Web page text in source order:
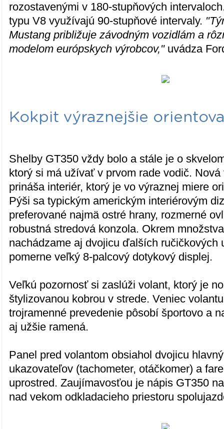
rozostavenými v 180-stupňových
typu V8 využívajú 90-stupňové intervaly.
Mustang približuje závodným vozidlám a
modelom európskych výrobcov," uvádza
Kokpit výraznejšie
Shelby GT350 vždy bolo a stále je o
ktorý si má užívať v prvom rade vodič.
prináša interiér, ktorý je vo výraznej miere
Pýši sa typickým americkým interiérovým
preferované najmä ostré hrany, rozmerné
robustná stredová konzola. Okrem
nachádzame aj dvojicu ďalších ručičkových
pomerne veľký 8-palcový dotykový displej.
Veľkú pozornosť si zaslúži volant, ktorý je
štylizovanou kobrou v strede. Veniec
trojramenné prevedenie pôsobí športovo a
aj užšie ramená.
Panel pred volantom obsiahol dvojicu
ukazovateľov (tachometer, otáčkomer) a
uprostred. Zaujímavosťou je nápis GT350
nad vekom odkladacieho priestoru